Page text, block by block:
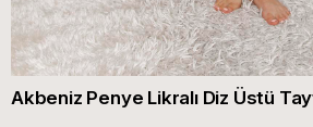
Akbeniz Penye Likralı Diz Üstü